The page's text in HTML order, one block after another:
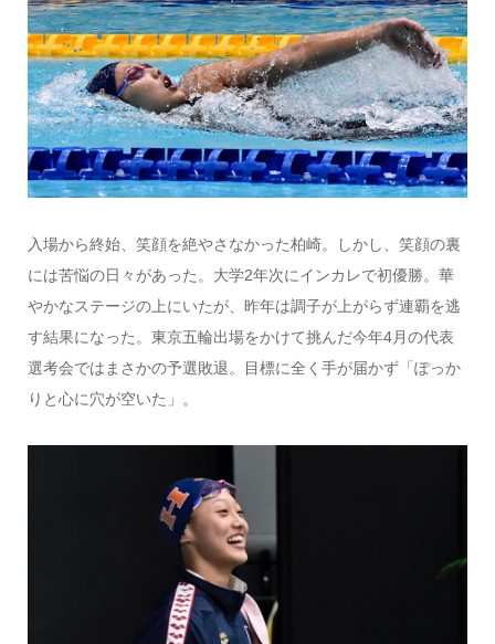
入場から終始、笑顔を絶やさなかった柏崎。しかし、笑顔の裏
には苦悩の日々があった。大学2年次にインカレで初優勝。華
やかなステージの上にいたが、昨年は調子が上がらず連覇を逃
す結果になった。東京五輪出場をかけて挑んだ今年4月の代表
選考会ではまさかの予選敗退。目標に全く手が届かず「ぽっか
りと心に穴が空いた」。